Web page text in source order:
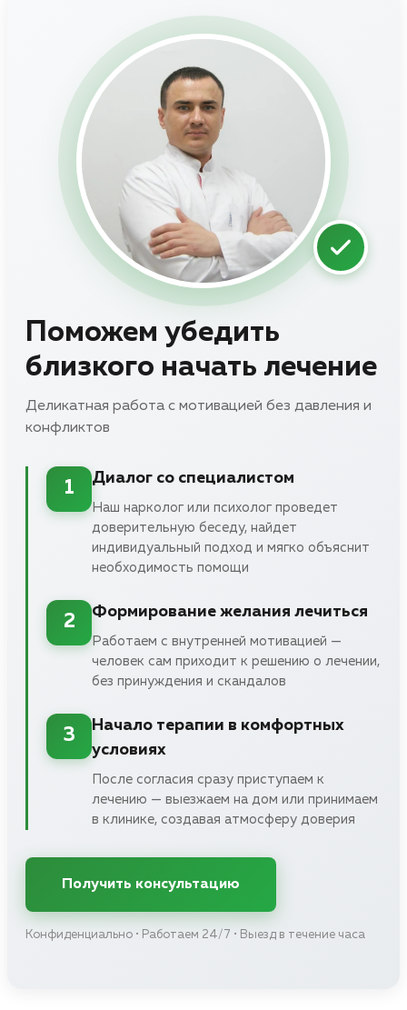
Поможем убедить
близкого начать лечение
Деликатная работа с мотивацией без давления и
конфликтов
1
Диалог со специалистом
Наш нарколог или психолог проведет
доверительную беседу, найдет
индивидуальный подход и мягко объяснит
необходимость помощи
2
Формирование желания лечиться
Работаем с внутренней мотивацией —
человек сам приходит к решению о лечении,
без принуждения и скандалов
3
Начало терапии в комфортных
условиях
После согласия сразу приступаем к
лечению — выезжаем на дом или принимаем
в клинике, создавая атмосферу доверия
Получить консультацию
Конфиденциально • Работаем 24/7 • Выезд в течение часа